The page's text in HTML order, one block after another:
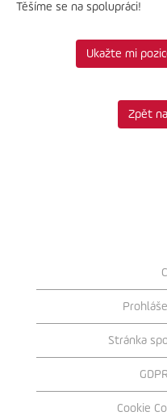
Těšíme se na spolupráci!
Ukažte mi
Zpět
Stránka
Cookie